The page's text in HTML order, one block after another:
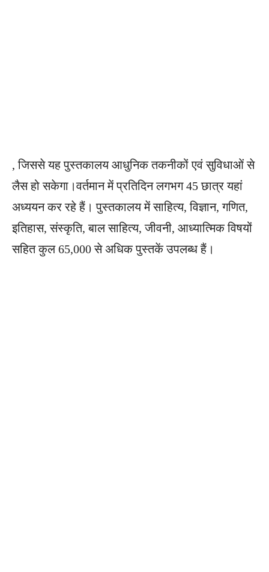
, जिससे यह पुस्तकालय आधुनिक तकनीकों एवं सुविधाओं से
लैस हो सकेगा।वर्तमान में प्रतिदिन लगभग 45 छात्र यहां
अध्ययन कर रहे हैं। पुस्तकालय में साहित्य, विज्ञान, गणित,
इतिहास, संस्कृति, बाल साहित्य, जीवनी, आध्यात्मिक विषयों
सहित कुल 65,000 से अधिक पुस्तकें उपलब्ध हैं।